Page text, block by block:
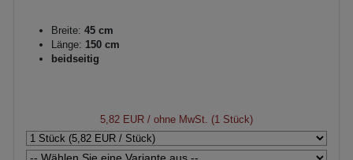
Breite: 45 cm
Länge: 150 cm
beidseitig
5,82 EUR / ohne MwSt. (1 Stück)